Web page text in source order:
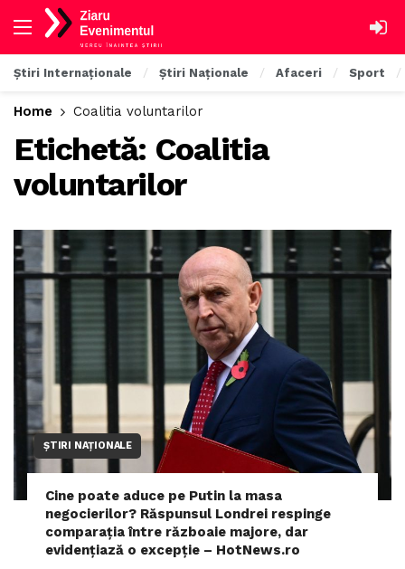
Știri Internaționale Știri Naționale Afaceri Sport
Home Coalitia voluntarilor
Etichetă: Coalitia
voluntarilor
ȘTIRI NAȚIONALE
Cine poate aduce pe Putin la masa
negocierilor? Răspunsul Londrei respinge
comparația între războaie majore, dar
evidențiază o excepție – HotNews.ro